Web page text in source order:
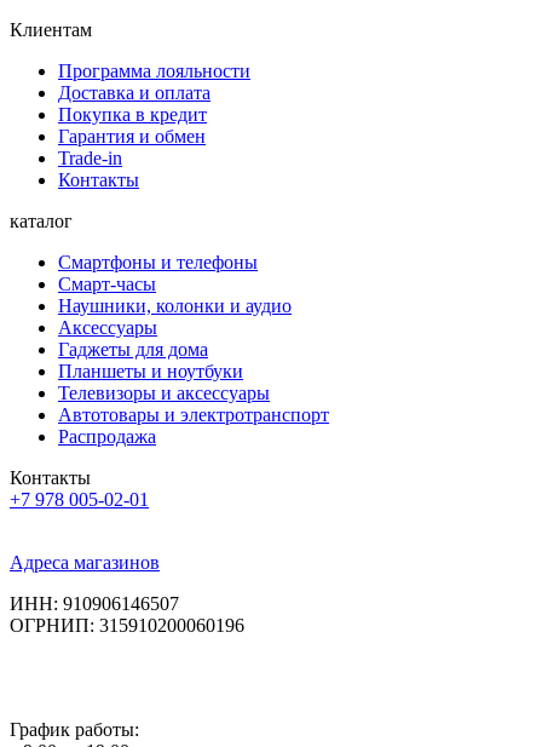
Клиентам
Программа лояльности
Доставка и оплата
Покупка в кредит
Гарантия и обмен
Trade-in
Контакты
каталог
Смартфоны и телефоны
Смарт-часы
Наушники, колонки и аудио
Аксессуары
Гаджеты для дома
Планшеты и ноутбуки
Телевизоры и аксессуары
Автотовары и электротранспорт
Распродажа
Контакты
+7 978 005-02-01
Адреса магазинов
ИНН: 910906146507
ОГРНИП: 315910200060196
График работы: